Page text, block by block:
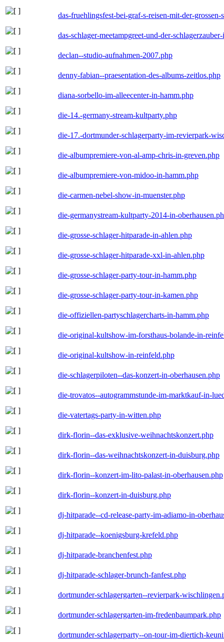
das-fruehlingsfest-bei-graf-s-reisen-mit-der-
das-schlager-meetampgreet-und-der-
declan--studio-aufnahmen-2007.php
denny-fabian--praesentation-des-albums-zeitlos.php
diana-sorbello-im-alleecenter-in-hamm.php
die-14.-germany-stream-kultparty.php
die-17.-dortmunder-schlagerparty-im-revierpark-
die-albumpremiere-von-al-amp-chris-in-greven.php
die-albumpremiere-von-midoo-in-hamm.php
die-carmen-nebel-show-in-muenster.php
die-germanystream-kultparty-2014-in-
die-grosse-schlager-hitparade-in-ahlen.php
die-grosse-schlager-hitparade-xxl-in-ahlen.php
die-grosse-schlager-party-tour-in-hamm.php
die-grosse-schlager-party-tour-in-kamen.php
die-offiziellen-partyschlagercharts-in-hamm.php
die-original-kultshow-im-forsthaus-bolande-in-
die-original-kultshow-in-reinfeld.php
die-schlagerpiloten--das-konzert-in-oberhausen.php
die-trovatos--autogrammstunde-im-marktkauf-in-
die-vatertags-party-in-witten.php
dirk-florin--das-exklusive-weihnachtskonzert.php
dirk-florin--das-weihnachtskonzert-in-duisburg.php
dirk-florin--konzert-im-lito-palast-in-oberhausen.php
dirk-florin--konzert-in-duisburg.php
dj-hitparade--cd-release-party-im-adiamo-in-
dj-hitparade--koenigsburg-krefeld.php
dj-hitparade-branchenfest.php
dj-hitparade-schlager-brunch-fanfest.php
dortmunder-schlagergarten--revierpark-
dortmunder-schlagergarten-im-fredenbaumpark.php
dortmunder-schlagerparty--on-tour-im-diertich-